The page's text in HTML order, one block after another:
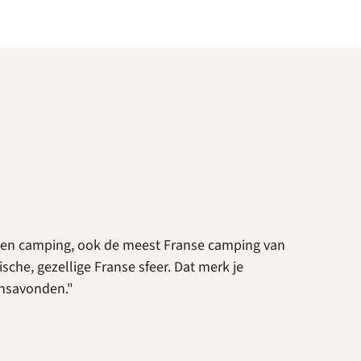
camping, ook de meest Franse camping van
gezellige Franse sfeer. Dat merk je